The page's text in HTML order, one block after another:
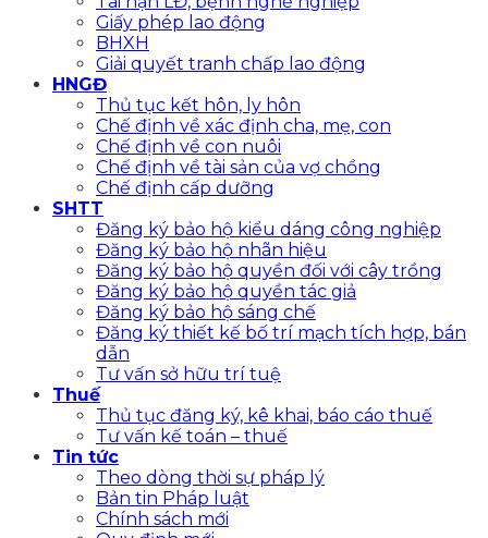
Giấy phép lao động
BHXH
Giải quyết tranh chấp lao động
HNGĐ
Thủ tục kết hôn, ly hôn
Chế định về xác định cha, mẹ, con
Chế định về con nuôi
Chế định về tài sản của vợ chồng
Chế định cấp dưỡng
SHTT
Đăng ký bảo hộ kiểu dáng công nghiệp
Đăng ký bảo hộ nhãn hiệu
Đăng ký bảo hộ quyền đối với cây trồng
Đăng ký bảo hộ quyền tác giả
Đăng ký bảo hộ sáng chế
Đăng ký thiết kế bố trí mạch tích hợp, bán
dẫn
Tư vấn sở hữu trí tuệ
Thuế
Thủ tục đăng ký, kê khai, báo cáo thuế
Tư vấn kế toán – thuế
Tin tức
Theo dòng thời sự pháp lý
Bản tin Pháp luật
Chính sách mới